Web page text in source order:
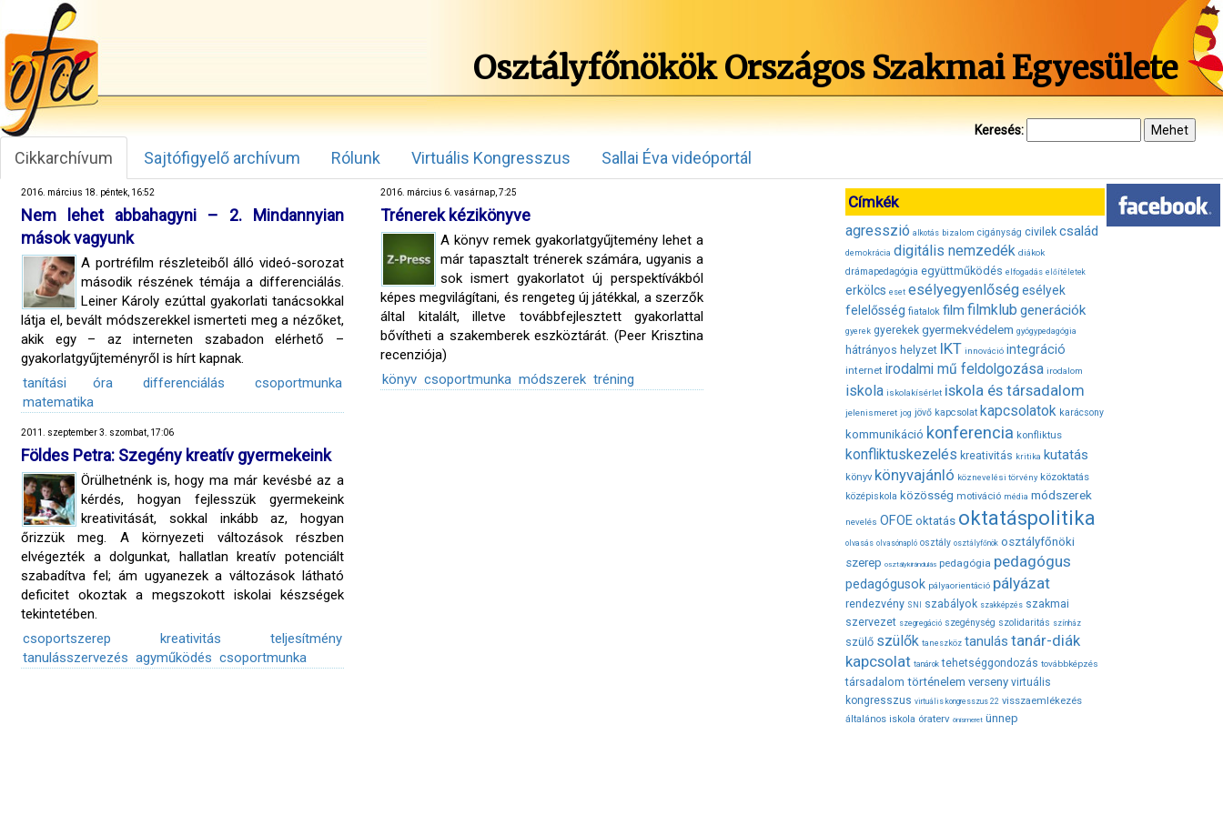
Osztályfőnökök Országos Szakmai Egyesülete
Keresés:
Cikkarchívum Sajtófigyelő archívum Rólunk Virtuális Kongresszus Sallai Éva videóportál
2016. március 18. péntek, 16:52
Nem lehet abbahagyni – 2. Mindannyian
mások vagyunk
A portréfilm részleteiből álló videó-sorozat
második részének témája a differenciálás.
Leiner Károly ezúttal gyakorlati tanácsokkal
látja el, bevált módszerekkel ismerteti meg a nézőket,
akik egy – az interneten szabadon elérhető –
gyakorlatgyűjteményről is hírt kapnak.
tanítási óra
differenciálás
csoportmunka
matematika
2016. március 6. vasárnap, 7:25
Trénerek kézikönyve
A könyv remek gyakorlatgyűjtemény lehet a
már tapasztalt trénerek számára, ugyanis a
sok ismert gyakorlatot új perspektívákból
képes megvilágítani, és rengeteg új játékkal, a szerzők
által kitalált, illetve továbbfejlesztett gyakorlattal
bővítheti a szakemberek eszköztárát. (Peer Krisztina
recenziója)
könyv csoportmunka módszerek tréning
2011. szeptember 3. szombat, 17:06
Földes Petra: Szegény kreatív gyermekeink
Örülhetnénk is, hogy ma már kevésbé az a
kérdés, hogyan fejlesszük gyermekeink
kreativitását, sokkal inkább az, hogyan
őrizzük meg. A környezeti változások részben
elvégezték a dolgunkat, hallatlan kreatív potenciált
szabadítva fel; ám ugyanezek a változások látható
deficitet okoztak a megszokott iskolai készségek
tekintetében.
csoportszerep
kreativitás
teljesítmény
tanulásszervezés agyműködés csoportmunka
Címkék
agresszió alkotás bizalom cigányság civilek család
demokrácia digitális nemzedék diákok
drámapedagógia együttműködés elfogadás előítéletek
erkölcs eset esélyegyenlőségesélyek
felelősség fiatalok film filmklub generációk
gyerek gyerekek gyermekvédelem gyógypedagógia
hátrányos helyzet IKT innováció integráció
internet irodalmi mű feldolgozása irodalom
iskola iskolakísérlet iskola és társadalom
jelenismeret jog jövő kapcsolat kapcsolatok karácsony
kommunikáció konferencia konfliktus
konfliktuskezelés kreativitás kritika kutatás
könyv könyvajánló köznevelési törvény közoktatás
középiskola közösség motiváció média módszerek
nevelés OFOE oktatás oktatáspolitika
olvasás olvasónapló osztály osztályfőnök osztályfőnöki
szerep osztálykirándulás pedagógia pedagógus
pedagógusok pályaorientáció pályázat
rendezvény SNI szabályok szakképzés szakmai
szervezet szegregáció szegénység szolidaritás színház
szülő szülők taneszköz tanulás tanár-diák
kapcsolat tanárok tehetséggondozás továbbképzés
társadalom történelem verseny virtuális
kongresszus virtuális kongresszus 22 visszaemlékezés
általános iskola óraterv önismeret ünnep